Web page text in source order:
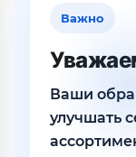
Важно
Ваши
улучшать